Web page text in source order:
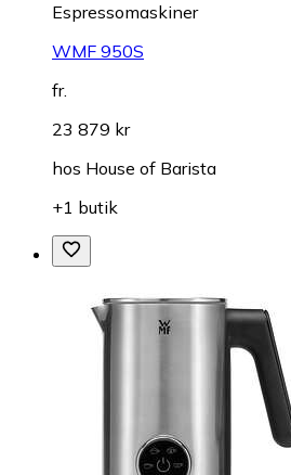
Espressomaskiner
WMF 950S
fr.
23 879 kr
hos House of Barista
+1 butik